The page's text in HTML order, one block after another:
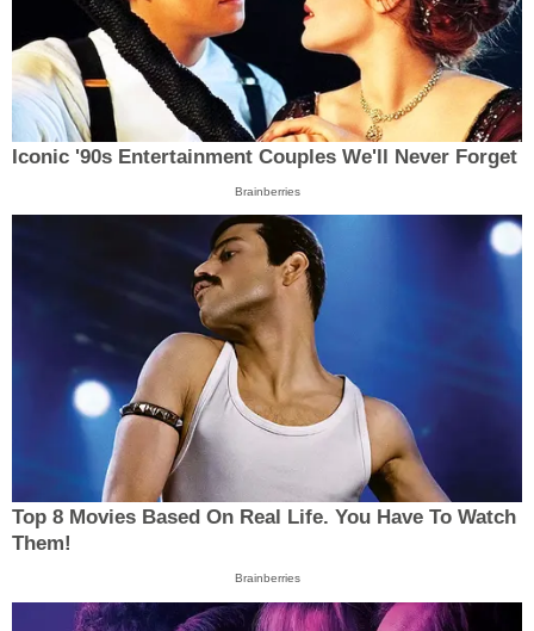
Iconic '90s Entertainment Couples We'll Never Forget
Brainberries
Top 8 Movies Based On Real Life. You Have To Watch
Them!
Brainberries